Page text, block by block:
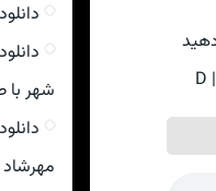
شهر با
مهرشاد